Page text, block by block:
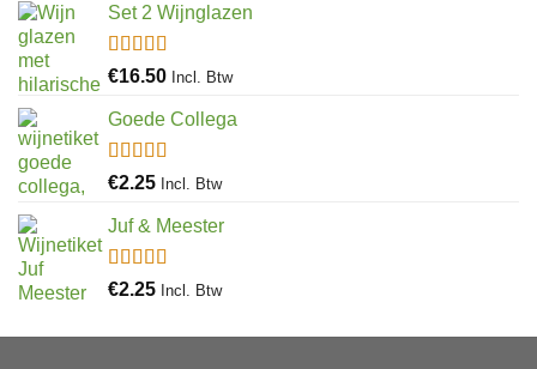
Set 2 Wijnglazen
Gewaardeerd
€16.50 Incl. Btw
Goede Collega
Gewaardeerd
€2.25 Incl. Btw
Juf & Meester
Gewaardeerd
€2.25 Incl. Btw